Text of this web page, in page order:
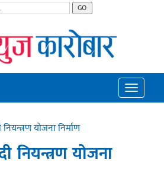
GO
Toggle
योजना निर्माण
नियन्त्रण योजना